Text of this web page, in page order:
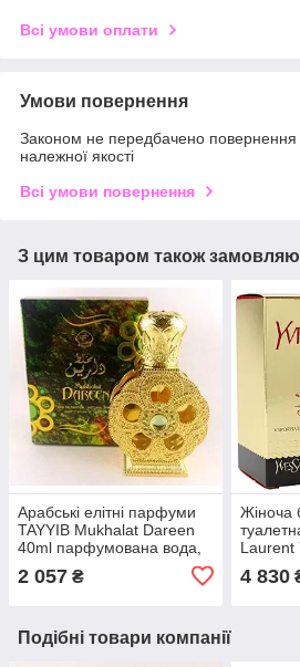
Всі умови оплати
Умови повернення
Законом не передбачено повернення
належної якості
Всі умови повернення
З цим товаром також
Арабські елітні парфуми
TAYYIB Mukhalat Dareen
40ml парфумована вода,
аромат
2 057 ₴
Жіноча
Laurent
4 830
Подібні товари компанії